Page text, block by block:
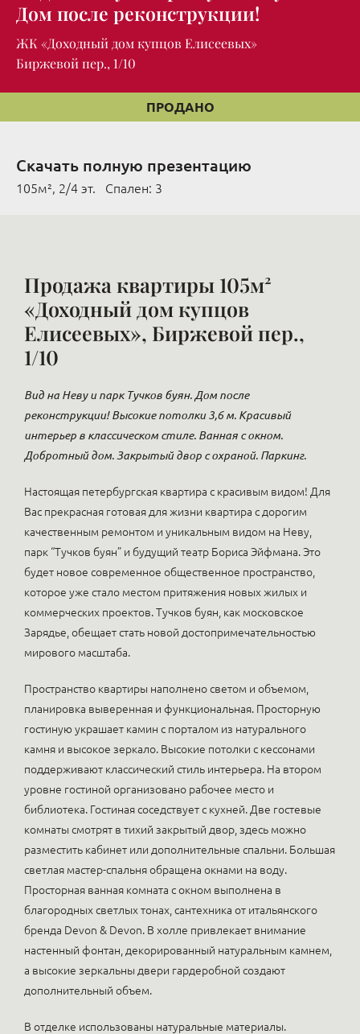
Дом после реконструкции!
ЖК «Доходный дом купцов Елисеевых»
Биржевой пер., 1/10
ПРОДАНО
Скачать полную презентацию
105м², 2/4 эт. Cпален: 3
Продажа квартиры 105м²
«Доходный дом купцов
Елисеевых», Биржевой пер.,
1/10
Вид на Неву и парк Тучков буян. Дом после
реконструкции! Высокие потолки 3,6 м. Красивый
интерьер в классическом стиле. Ванная с окном.
Добротный дом. Закрытый двор с охраной. Паркинг.
Настоящая петербургская квартира с красивым видом! Для
Вас прекрасная готовая для жизни квартира с дорогим
качественным ремонтом и уникальным видом на Неву,
парк “Тучков буян” и будущий театр Бориса Эйфмана. Это
будет новое современное общественное пространство,
которое уже стало местом притяжения новых жилых и
коммерческих проектов. Тучков буян, как московское
Зарядье, обещает стать новой достопримечательностью
мирового масштаба.
Пространство квартиры наполнено светом и объемом,
планировка выверенная и функциональная. Просторную
гостиную украшает камин с порталом из натурального
камня и высокое зеркало. Высокие потолки с кессонами
поддерживают классический стиль интерьера. На втором
уровне гостиной организовано рабочее место и
библиотека. Гостиная соседствует с кухней. Две гостевые
комнаты смотрят в тихий закрытый двор, здесь можно
разместить кабинет или дополнительные спальни. Большая
светлая мастер-спальня обращена окнами на воду.
Просторная ванная комната с окном выполнена в
благородных светлых тонах, сантехника от итальянского
бренда Devon & Devon. В холле привлекает внимание
настенный фонтан, декорированный натуральным камнем,
а высокие зеркальны двери гардеробной создают
дополнительный объем.
В отделке использованы натуральные материалы.